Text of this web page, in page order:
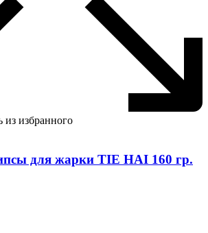
из избранного
для жарки TIE HAI 160 гр.